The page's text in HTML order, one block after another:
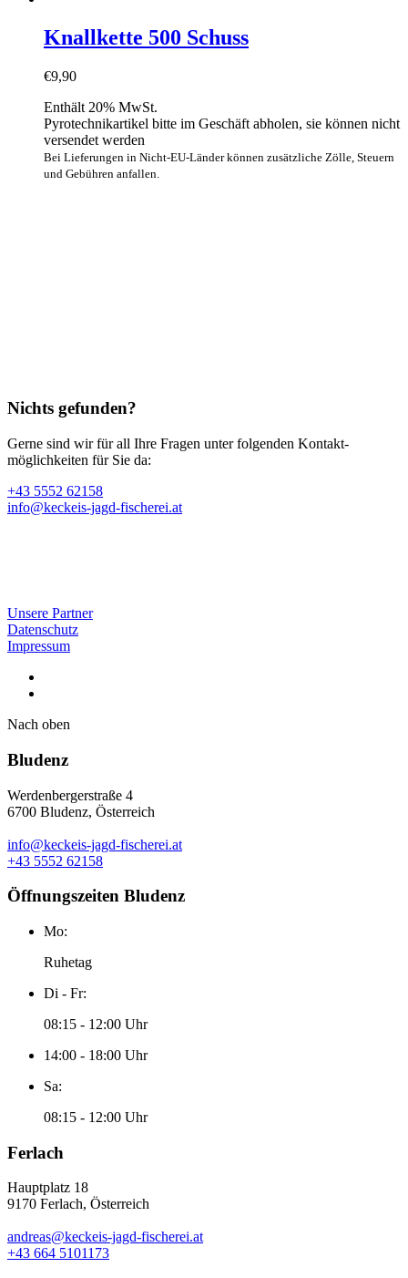
Knallkette 500 Schuss
€9,90
Enthält 20% MwSt.
Pyrotechnikartikel bitte im Geschäft abholen, sie können nicht
versendet werden
Bei Lieferungen in Nicht-EU-Länder können zusätzliche Zölle, Steuern
und Gebühren anfallen.
Nichts gefunden?
Gerne sind wir für all Ihre Fragen unter folgenden Kontakt­
möglichkeiten für Sie da:
+43 5552 62158
info@keckeis-jagd-fischerei.at
Unsere Partner
Datenschutz
Impressum
Nach oben
Bludenz
Werdenbergerstraße 4
6700 Bludenz, Österreich
info@keckeis-jagd-fischerei.at
+43 5552 62158
Öffnungszeiten Bludenz
Mo:
Ruhetag
Di - Fr:
08:15 - 12:00 Uhr
14:00 - 18:00 Uhr
Sa:
08:15 - 12:00 Uhr
Ferlach
Hauptplatz 18
9170 Ferlach, Österreich
andreas@keckeis-jagd-fischerei.at
+43 664 5101173